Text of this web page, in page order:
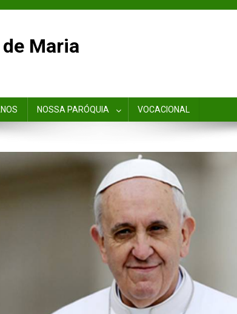
Maria
NOSSA PARÓQUIA VOCACIONAL